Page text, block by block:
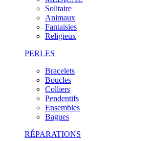
Solitaire
Animaux
Fantaisies
Religieux
PERLES
Bracelets
Boucles
Colliers
Pendentifs
Ensembles
Bagues
RÉPARATIONS